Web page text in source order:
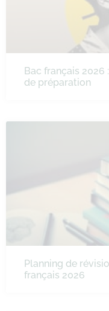
Bac français
de préparation
Planning de
français 2026